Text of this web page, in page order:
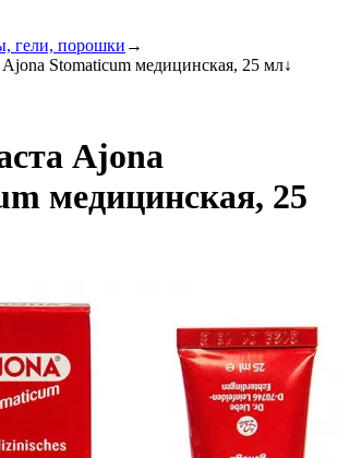
гели, порошки →
Ajona Stomaticum медицинская, 25 мл↓
Ajona
медицинская, 25